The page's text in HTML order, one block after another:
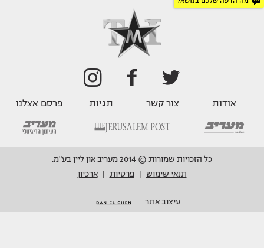
אודות צור קשר תגיות פרסם אצלנו
כל הזכויות שמורות © 2014 מעריב און ליין בע"מ.
תנאי שימוש
פרטיות ארכיון
עיצוב אתר